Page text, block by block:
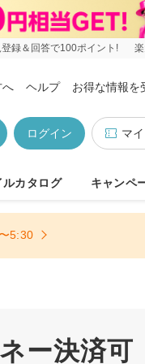
録＆回答で100ポイント!
へ ヘルプ お得な情報を
マ
ログイン
ルカタログ キャンペ
5:30
ー決済可